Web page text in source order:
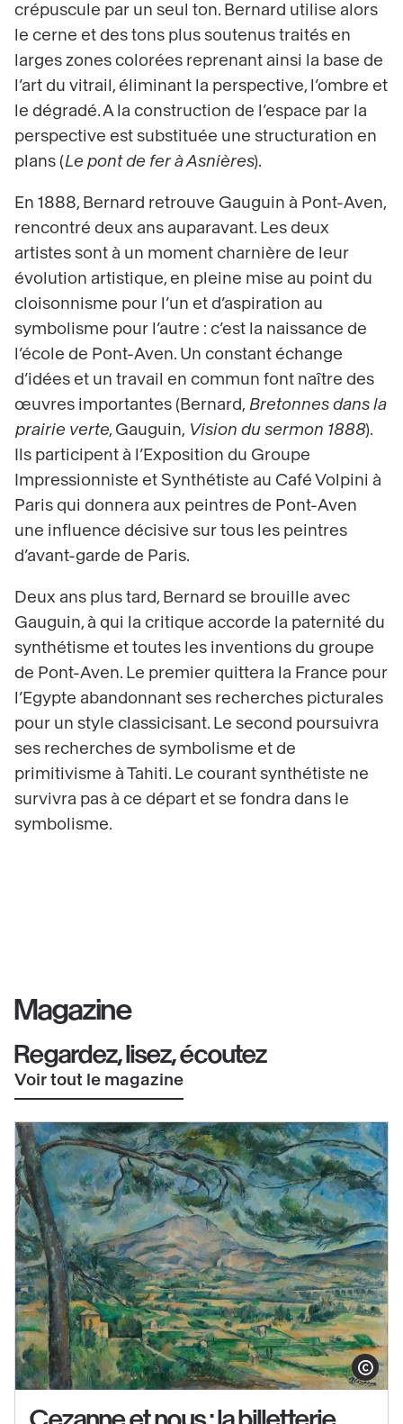
crépuscule par un seul ton. Bernard utilise alors
le cerne et des tons plus soutenus traités en
larges zones colorées reprenant ainsi la base de
l’art du vitrail, éliminant la perspective, l’ombre et
le dégradé. A la construction de l’espace par la
perspective est substituée une structuration en
plans (Le pont de fer à Asnières).
En 1888, Bernard retrouve Gauguin à Pont-Aven,
rencontré deux ans auparavant. Les deux
artistes sont à un moment charnière de leur
évolution artistique, en pleine mise au point du
cloisonnisme pour l’un et d’aspiration au
symbolisme pour l’autre : c’est la naissance de
l’école de Pont-Aven. Un constant échange
d’idées et un travail en commun font naître des
œuvres importantes (Bernard, Bretonnes dans la
prairie verte, Gauguin, Vision du sermon 1888).
Ils participent à l’Exposition du Groupe
Impressionniste et Synthétiste au Café Volpini à
Paris qui donnera aux peintres de Pont-Aven
une influence décisive sur tous les peintres
d’avant-garde de Paris.
Deux ans plus tard, Bernard se brouille avec
Gauguin, à qui la critique accorde la paternité du
synthétisme et toutes les inventions du groupe
de Pont-Aven. Le premier quittera la France pour
l’Egypte abandonnant ses recherches picturales
pour un style classicisant. Le second poursuivra
ses recherches de symbolisme et de
primitivisme à Tahiti. Le courant synthétiste ne
survivra pas à ce départ et se fondra dans le
symbolisme.
Magazine
Regardez, lisez, écoutez
Voir tout le magazine
Afficher le